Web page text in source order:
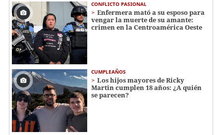
CONFLICTO PASIONAL
Enfermera mató a su esposo para
vengar la muerte de su amante:
crimen en la Centroamérica Oeste
CUMPLEAÑOS
Los hijos mayores de Ricky
Martin cumplen 18 años: ¿A quién
se parecen?